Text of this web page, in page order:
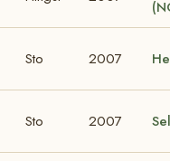
Sto 2007
Sto 2007